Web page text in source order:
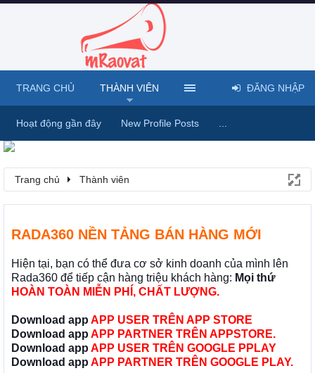
Trang chủ Thành viên
RADA360 NỀN TẢNG BÁN HÀNG MỚI
Hiện tại, bạn có thể đưa cơ sở kinh doanh của mình lên
Rada360 để tiếp cận hàng triệu khách hàng: Mọi thứ
HOÀN TOÀN MIỄN PHÍ, CHẤT LƯỢNG.
Download app APP USER TRÊN APP STORE
Download app APP PARTNER TRÊN APPSTORE.
Download app APP USER TRÊN GOOGLE PPLAY
Download app APP PARTNER TRÊN GOOGLE PLAY.
TRANG CHỦ THÀNH VIÊN
Hoạt động gần đây New Profile Posts
ĐĂNG NHẬP